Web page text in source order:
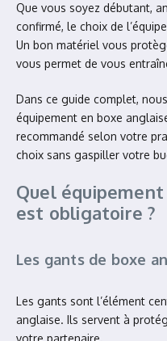
Que vous soyez débutant,
confirmé, le choix de
Un bon matériel vous
vous permet de vous
Dans ce guide complet,
équipement en boxe
recommandé selon votre
choix sans gaspiller votre
Quel
est obligatoire ?
Les gants de boxe
Les gants sont l’élément
anglaise. Ils servent à
votre partenaire.